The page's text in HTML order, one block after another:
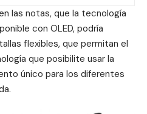
las notas, que la tecnología
con OLED, podría
flexibles, que permitan el
que posibilite usar la
único para los diferentes